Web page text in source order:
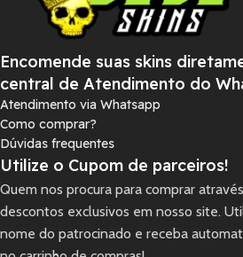
Encomende suas skins
central de Atendimento do
Atendimento via Whatsapp
Como comprar?
Dúvidas frequentes
Utilize o Cupom de parceiros!
Quem nos procura para comprar
descontos exclusivos em nosso site.
nome do patrocinado e receba